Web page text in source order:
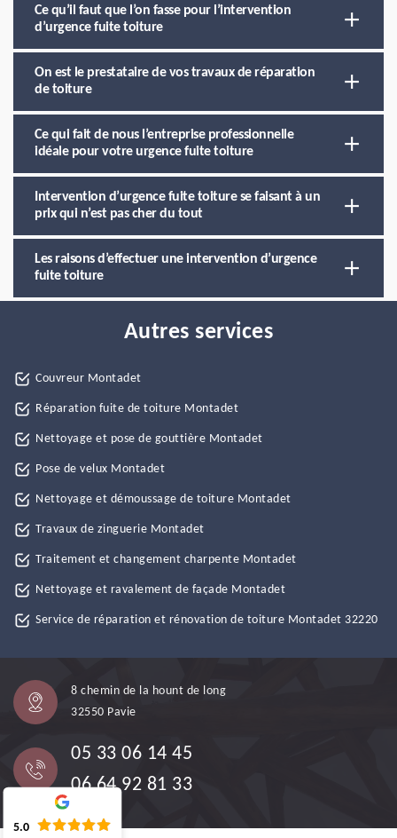
Ce qu’il faut que l’on fasse pour l’intervention
d’urgence fuite toiture
On est le prestataire de vos travaux de réparation
de toiture
Ce qui fait de nous l’entreprise professionnelle
idéale pour votre urgence fuite toiture
Intervention d’urgence fuite toiture se faisant à un
prix qui n’est pas cher du tout
Les raisons d’effectuer une intervention d’urgence
fuite toiture
Autres services
Couvreur Montadet
Réparation fuite de toiture Montadet
Nettoyage et pose de gouttière Montadet
Pose de velux Montadet
Nettoyage et démoussage de toiture Montadet
Travaux de zinguerie Montadet
Traitement et changement charpente Montadet
Nettoyage et ravalement de façade Montadet
Service de réparation et rénovation de toiture Montadet 32220
8 chemin de la hount de long
32550 Pavie
05 33 06 14 45
06 64 92 81 33
5.0